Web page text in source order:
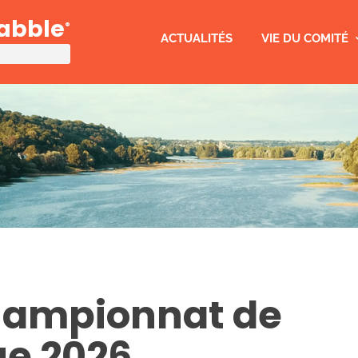
®
ACTUALITÉS VIE DU COMITÉ
de